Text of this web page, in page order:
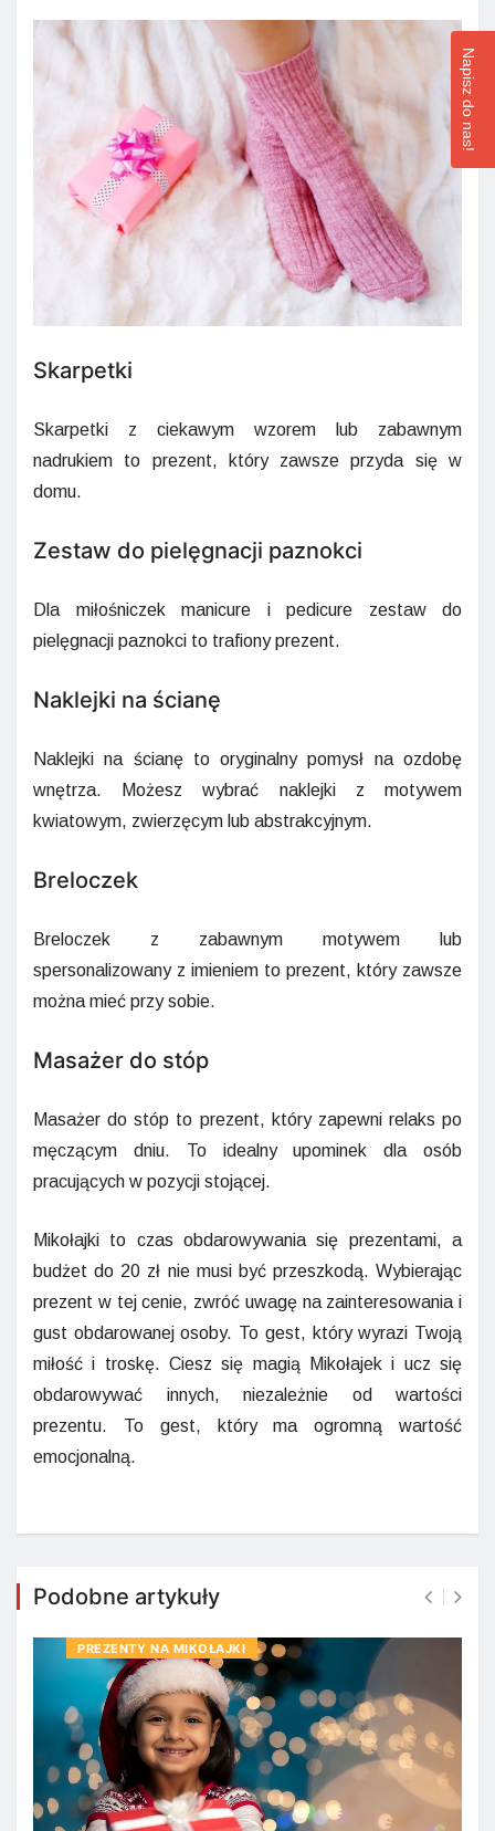
Skarpetki
Skarpetki z ciekawym wzorem lub zabawnym
nadrukiem to prezent, który zawsze przyda się w
domu.
Zestaw do pielęgnacji paznokci
Dla miłośniczek manicure i pedicure zestaw do
pielęgnacji paznokci to trafiony prezent.
Naklejki na ścianę
Naklejki na ścianę to oryginalny pomysł na ozdobę
wnętrza. Możesz wybrać naklejki z motywem
kwiatowym, zwierzęcym lub abstrakcyjnym.
Breloczek
Breloczek z zabawnym motywem lub
spersonalizowany z imieniem to prezent, który zawsze
można mieć przy sobie.
Masażer do stóp
Masażer do stóp to prezent, który zapewni relaks po
męczącym dniu. To idealny upominek dla osób
pracujących w pozycji stojącej.
Mikołajki to czas obdarowywania się prezentami, a
budżet do 20 zł nie musi być przeszkodą. Wybierając
prezent w tej cenie, zwróć uwagę na zainteresowania i
gust obdarowanej osoby. To gest, który wyrazi Twoją
miłość i troskę. Ciesz się magią Mikołajek i ucz się
obdarowywać innych, niezależnie od wartości
prezentu. To gest, który ma ogromną wartość
emocjonalną.
Podobne artykuły
PREZENTY NA MIKOŁAJKI
Napisz do nas!